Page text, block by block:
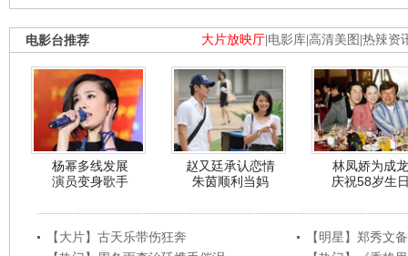
大片放映厅 电影库 高清美图 热辣资
电影台推荐
杨幂多线发展
演员变身歌手
赵又廷承认恋情
朱茵顺利当妈
林凤娇为成龙
庆祝58岁生
【大片】古天乐带伤狂奔
【明星】郑秀文